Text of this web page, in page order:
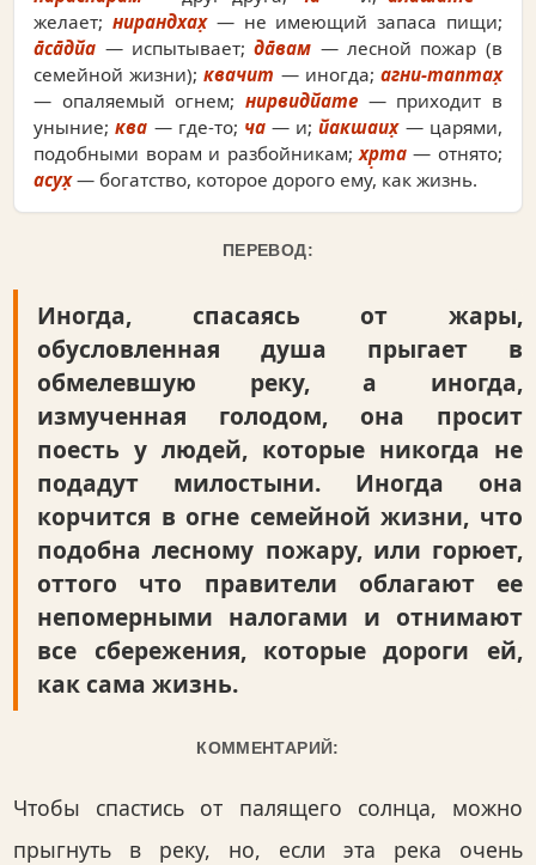
желает; нирандхах̣— не имеющий запаса пищи;
а̄са̄дйа — испытывает;да̄вам — лесной пожар (в
семейной жизни);квачит — иногда; агни-таптах̣
— опаляемый огнем; нирвидйате — приходит в
уныние;ква — где-то; ча— и;йакшаих̣— царями,
подобными ворам и разбойникам;хр̣та— отнято;
асух̣— богатство, которое дорого ему, как жизнь.
ПЕРЕВОД:
Иногда, спасаясь от жары,
обусловленная душа прыгает в
обмелевшую реку, а иногда,
измученная голодом, она просит
поесть у людей, которые никогда не
подадут милостыни. Иногда она
корчится в огне семейной жизни, что
подобна лесному пожару, или горюет,
оттого что правители облагают ее
непомерными налогами и отнимают
все сбережения, которые дороги ей,
как сама жизнь.
КОММЕНТАРИЙ:
Чтобы спастись от палящего солнца, можно
прыгнуть в реку, но, если эта река очень